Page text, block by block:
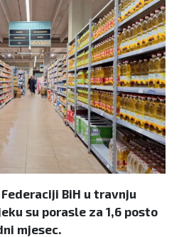
BiH u travnju
su porasle za 1,6 posto
mjesec.